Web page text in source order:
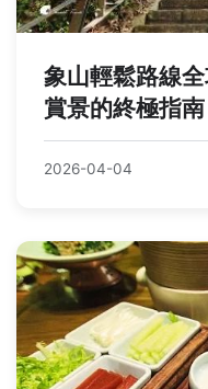
象山輕鬆路線
賞景的終極指南
2026-04-04